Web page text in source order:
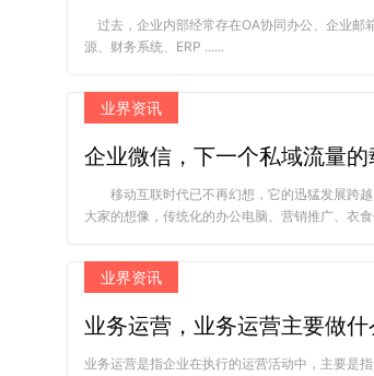
过去，企业内部经常存在OA协同办公、企业邮
源、财务系统、ERP ......
业界资讯
企业微信，下一个私域流量的
移动互联时代已不再幻想，它的迅猛发展跨越
大家的想像，传统化的办公电脑、营销推广、衣食
业界资讯
业务运营，业务运营主要做什
业务运营是指企业在执行的运营活动中，主要是